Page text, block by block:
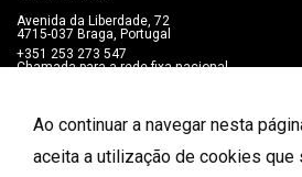
Ao continuar a navegar nesta
aceita a utilização de cookies que
Avenida da Liberdade, 72
4715-037 Braga, Portugal
+351 253 273 547
Chamada para a rede fixa nacional